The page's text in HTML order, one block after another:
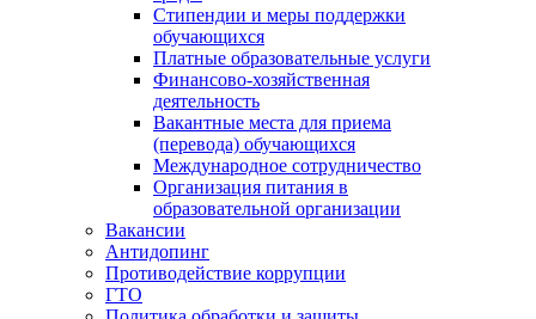
Стипендии и меры поддержки
обучающихся
Платные образовательные услуги
Финансово-хозяйственная
деятельность
Вакантные места для приема
(перевода) обучающихся
Международное сотрудничество
Организация питания в
образовательной организации
Вакансии
Антидопинг
Противодействие коррупции
ГТО